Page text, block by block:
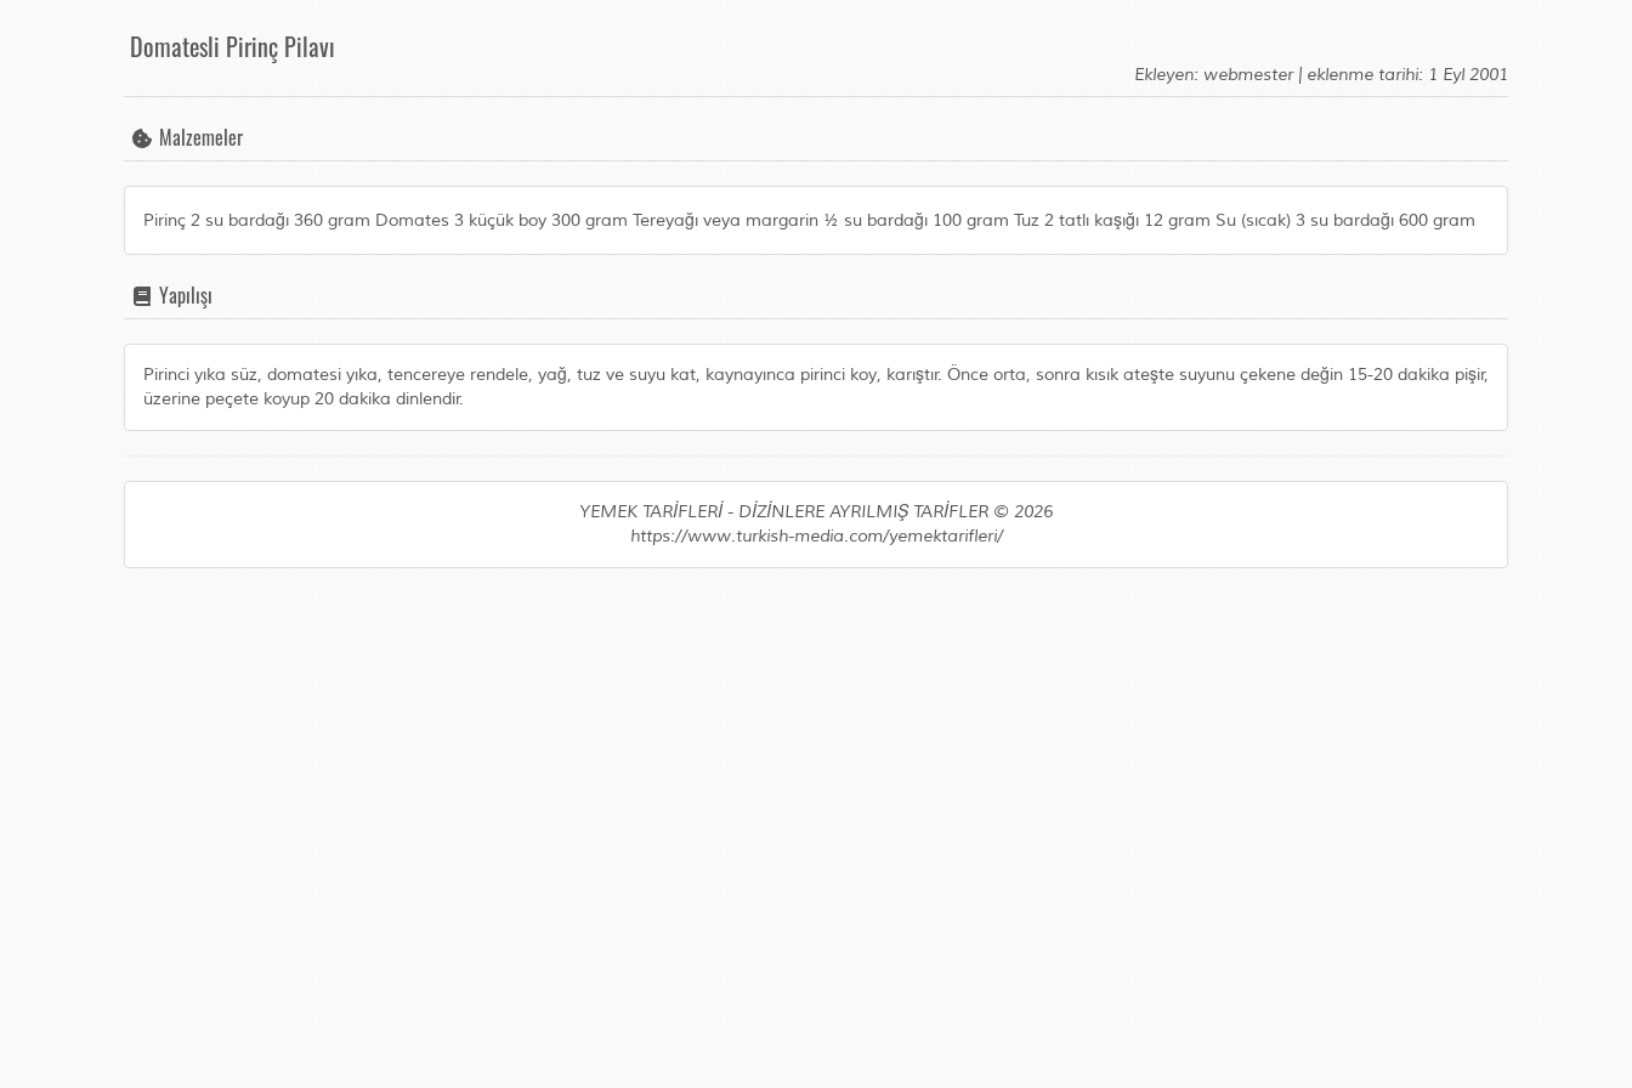
Domatesli Pirinç Pilavı
Ekleyen: webmester | eklenme tarihi: 1 Eyl 2001
Malzemeler
Pirinç 2 su bardağı 360 gram Domates 3 küçük boy 300 gram Tereyağı veya margarin ½ su bardağı 100 gram Tuz 2 tatlı kaşığı 12 gram Su (sıcak) 3 su bardağı 600 gram
Yapılışı
Pirinci yıka süz, domatesi yıka, tencereye rendele, yağ, tuz ve suyu kat, kaynayınca pirinci koy, karıştır. Önce orta, sonra kısık ateşte suyunu çekene değin 15-20 dakika pişir,
üzerine peçete koyup 20 dakika dinlendir.
YEMEK TARİFLERİ - DİZİNLERE AYRILMIŞ TARİFLER © 2026
https://www.turkish-media.com/yemektarifleri/